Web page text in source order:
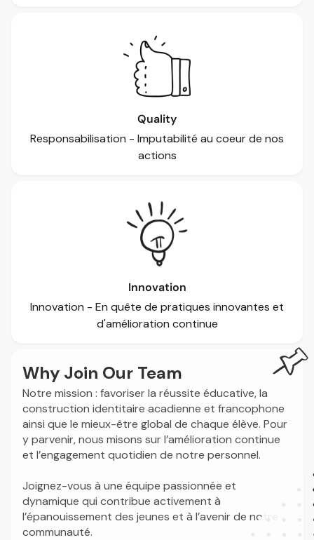
Quality
Responsabilisation - Imputabilité au coeur de nos
actions
Innovation
Innovation - En quête de pratiques innovantes et
d'amélioration continue
Why Join Our Team
Notre mission : favoriser la réussite éducative, la
construction identitaire acadienne et francophone
ainsi que le mieux-être global de chaque élève. Pour
y parvenir, nous misons sur l’amélioration continue
et l’engagement quotidien de notre personnel.
Joignez-vous à une équipe passionnée et
dynamique qui contribue activement à
l’épanouissement des jeunes et à l’avenir de notre
communauté.